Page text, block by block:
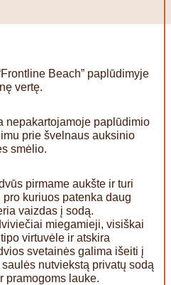
Beach” paplūdimyje
vertę.
nepakartojamoje paplūdimio
prie švelnaus auksinio
smėlio.
pirmame aukšte ir turi
kuriuos patenka daug
vaizdas į sodą.
miegamieji, visiškai
virtuvėle ir atskira
svetainės galima išeiti į
nutviekstą privatų sodą
pramogoms lauke.